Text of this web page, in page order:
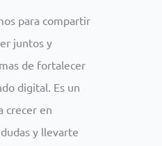
para compartir
juntos y
de fortalecer
digital. Es un
crecer en
y llevarte